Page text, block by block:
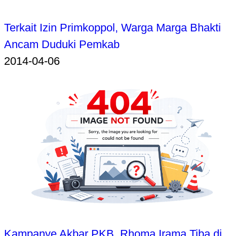
Terkait Izin Primkoppol, Warga Marga Bhakti
Ancam Duduki Pemkab
2014-04-06